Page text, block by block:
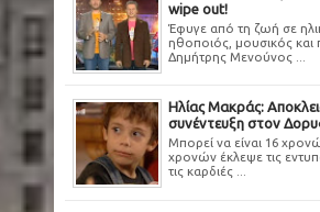
wipe out!
Έφυγε από τη ζωή σε
ηθοποιός, μουσικός και
Δημήτρης Μενούνος ...
Ηλίας Μακράς:
συνέντευξη στον
Μπορεί να είναι 16
χρονών έκλεψε τις
τις καρδιές ...